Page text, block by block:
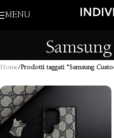
Skip to navigation
MENU
Home/Prodotti taggati “Samsung